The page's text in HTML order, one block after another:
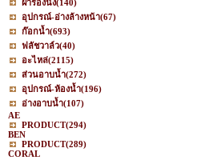
ฝารองนั่ง(140)
อุปกรณ์-อ่างล้างหน้า(67)
ก๊อกน้ำ(693)
ฟลัชวาล์ว(40)
อะไหล่(2115)
ส่วนอาบน้ำ(272)
อุปกรณ์-ห้องน้ำ(196)
อ่างอาบน้ำ(107)
AE
PRODUCT(294)
BEN
PRODUCT(289)
CORAL